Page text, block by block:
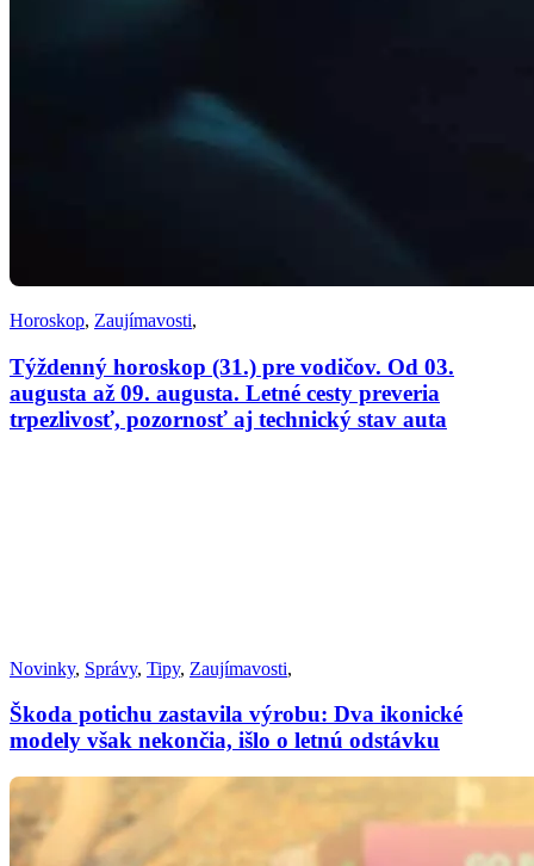
Horoskop, Zaujímavosti,
Týždenný horoskop (31.) pre vodičov. Od 03.
augusta až 09. augusta. Letné cesty preveria
trpezlivosť, pozornosť aj technický stav auta
Novinky, Správy, Tipy, Zaujímavosti,
Škoda potichu zastavila výrobu: Dva ikonické
modely však nekončia, išlo o letnú odstávku